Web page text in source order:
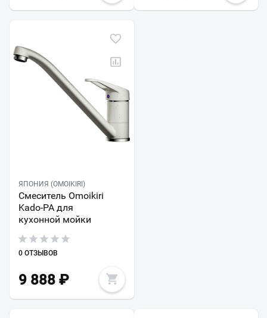
ЯПОНИЯ (OMOIKIRI)
Смеситель Omoikiri
Kado-PA для
кухонной мойки
0 ОТЗЫВОВ
9 888 ₽